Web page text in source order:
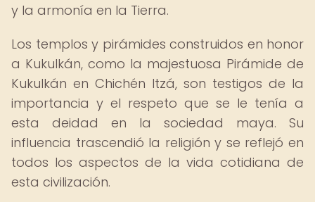
y la armonía en la Tierra.
Los templos y pirámides construidos en honor
a Kukulkán, como la majestuosa Pirámide de
Kukulkán en Chichén Itzá, son testigos de la
importancia y el respeto que se le tenía a
esta deidad en la sociedad maya. Su
influencia trascendió la religión y se reflejó en
todos los aspectos de la vida cotidiana de
esta civilización.